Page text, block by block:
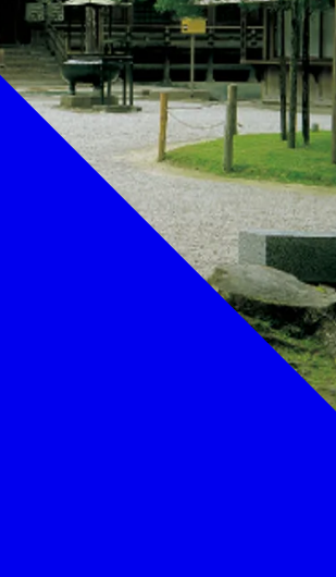
奥州藤原氏初代清衡公によって大規模な